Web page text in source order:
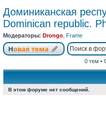
Доминиканская
Dominican republic.
Модераторы: Drongo Frame
Новая тема
Новая тема
0 тем •
В этом форуме нет сообщений.